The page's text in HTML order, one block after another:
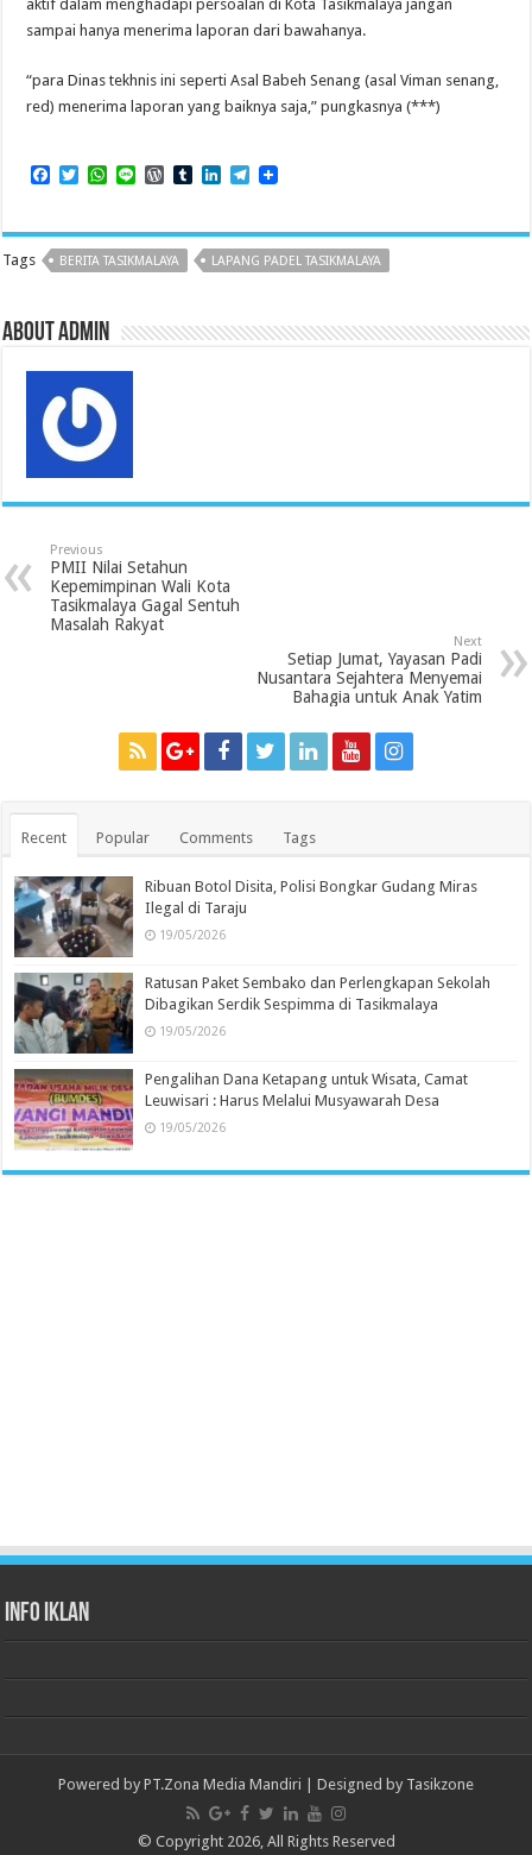
aktif dalam menghadapi persoalan di Kota Tasikmalaya jangan
sampai hanya menerima laporan dari bawahanya.
“para Dinas tekhnis ini seperti Asal Babeh Senang (asal Viman senang,
red) menerima laporan yang baiknya saja,” pungkasnya (***)
F
e
b
o
T
t
t
e
W
t
s
A
L
e
W
d
P
r
s
T
b
l
r
L
k
e
d
T
e
g
r
Tags BERITA TASIKMALAYA LAPANG PADEL TASIKMALAYA
About admin
Previous
PMII Nilai Setahun
Kepemimpinan Wali Kota
Tasikmalaya Gagal Sentuh
Masalah Rakyat
Next
Setiap Jumat, Yayasan Padi
Nusantara Sejahtera Menyemai
Bahagia untuk Anak Yatim
Recent Popular Comments Tags
Ribuan Botol Disita, Polisi Bongkar Gudang Miras
Ilegal di Taraju
19/05/2026
Ratusan Paket Sembako dan Perlengkapan Sekolah
Dibagikan Serdik Sespimma di Tasikmalaya
19/05/2026
Pengalihan Dana Ketapang untuk Wisata, Camat
Leuwisari : Harus Melalui Musyawarah Desa
19/05/2026
Info Iklan
Powered by PT.Zona Media Mandiri | Designed by Tasikzone
© Copyright 2026, All Rights Reserved